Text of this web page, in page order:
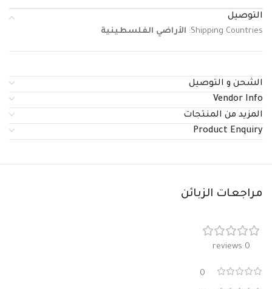
التوصيل
Shipping Countries: الأراضي الفلسطينية
الشحن و التوصيل
Vendor Info
المزيد من المنتجات
Product Enquiry
مراجعات الزبائن
0 reviews
0